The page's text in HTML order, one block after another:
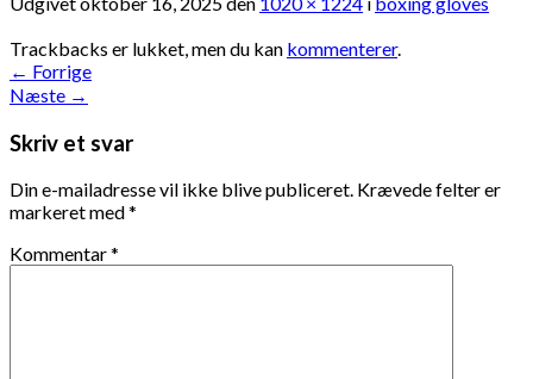
Trackbacks er lukket, men du kan kommenterer.
← Forrige
Næste →
Skriv et svar
Din e-mailadresse vil ikke blive publiceret. Krævede felter er
markeret med*
Kommentar*